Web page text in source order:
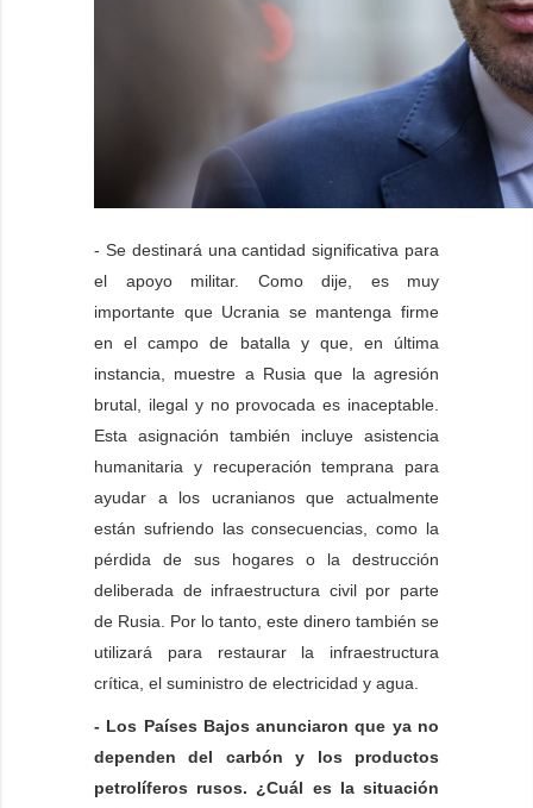
- Se destinará una cantidad significativa para
el apoyo militar. Como dije, es muy
importante que Ucrania se mantenga firme
en el campo de batalla y que, en última
instancia, muestre a Rusia que la agresión
brutal, ilegal y no provocada es inaceptable.
Esta asignación también incluye asistencia
humanitaria y recuperación temprana para
ayudar a los ucranianos que actualmente
están sufriendo las consecuencias, como la
pérdida de sus hogares o la destrucción
deliberada de infraestructura civil por parte
de Rusia. Por lo tanto, este dinero también se
utilizará para restaurar la infraestructura
crítica, el suministro de electricidad y agua.
- Los Países Bajos anunciaron que ya no
dependen del carbón y los productos
petrolíferos rusos. ¿Cuál es la situación